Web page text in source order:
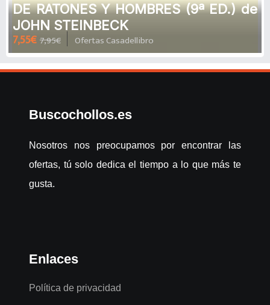
DE RATONES Y HOMBRES (9ª ED.) de
JOHN STEINBECK
7,55€ 7,95€ Ofertas Casadellibro
Buscochollos.es
Nosotros nos preocupamos por encontrar las
ofertas, tú solo dedica el tiempo a lo que más te
gusta.
Enlaces
Política de privacidad